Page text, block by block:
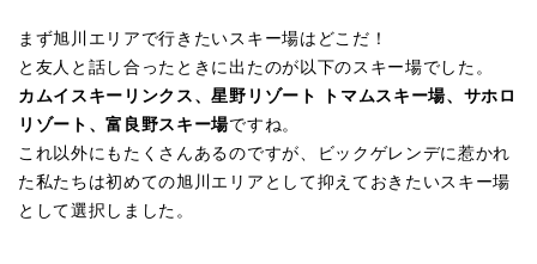
まず旭川エリアで行きたいスキー場はどこだ！
と友人と話し合ったときに出たのが以下のスキー場でした。
カムイスキーリンクス、星野リゾート トマムスキー場、サホロ
リゾート、富良野スキー場ですね。
これ以外にもたくさんあるのですが、ビックゲレンデに惹かれ
た私たちは初めての旭川エリアとして抑えておきたいスキー場
として選択しました。